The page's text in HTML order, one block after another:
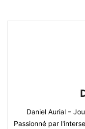
Daniel Aurial –
Passionné par